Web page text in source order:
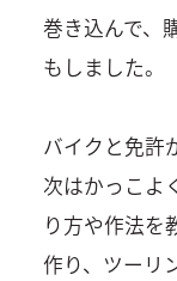
巻き込んで、
もしました。
バイクと免許
次はかっこよ
り方や作法を
作り、ツーリ